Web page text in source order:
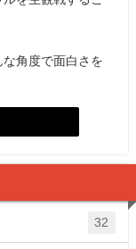
角度で面白さを
32